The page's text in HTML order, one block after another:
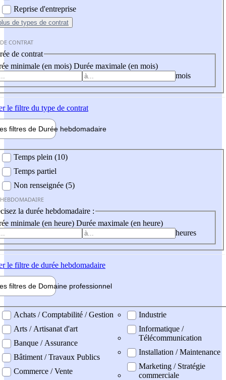
Reprise d'entreprise
de types de contrat
CONTRAT
de contrat
minimale (en mois) Durée maximale (en mois)
mois
le filtre du type de contrat
filtres de Durée hebdomadaire
Temps plein (10)
Temps partiel
Non renseignée (5)
la durée hebdomadaire :
minimale (en heure) Durée maximale (en heure)
heures
le filtre de durée hebdomadaire
filtres de Domaine professionnel
professionel
Achats / Comptabilité / Gestion
Arts / Artisanat d'art
Banque / Assurance
Bâtiment / Travaux Publics
Commerce / Vente
Industrie
Informatique /
Télécommunication
Installation / Maintenance
Marketing / Stratégie
commerciale